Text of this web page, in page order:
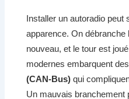
Installer un autoradio peut
apparence. On débranche
nouveau, et le tour est
modernes embarquent des
(CAN-Bus) qui
Un mauvais branchement